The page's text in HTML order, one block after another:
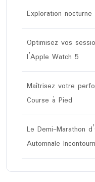
Exploration
Optimisez vos
l’Apple Watch 5
Maîtrisez votre
Course à Pied
Le Demi-Marathon
Automnale